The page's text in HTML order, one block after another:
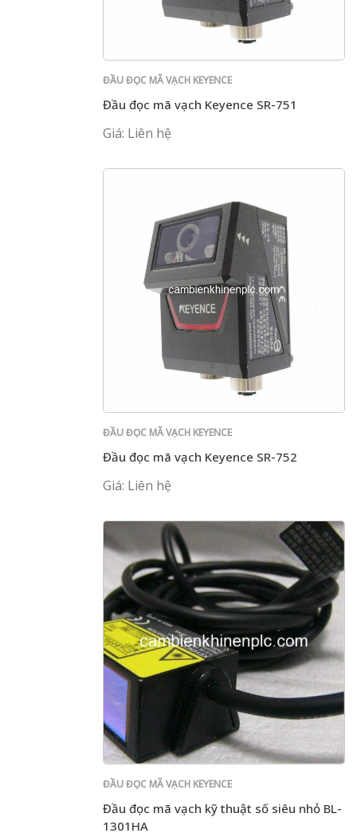
ĐẦU ĐỌC MÃ VẠCH KEYENCE
Đầu đọc mã vạch Keyence SR-751
Giá: Liên hệ
ĐẦU ĐỌC MÃ VẠCH KEYENCE
Đầu đọc mã vạch Keyence SR-752
Giá: Liên hệ
ĐẦU ĐỌC MÃ VẠCH KEYENCE
Đầu đọc mã vạch kỹ thuật số siêu nhỏ BL-
1301HA